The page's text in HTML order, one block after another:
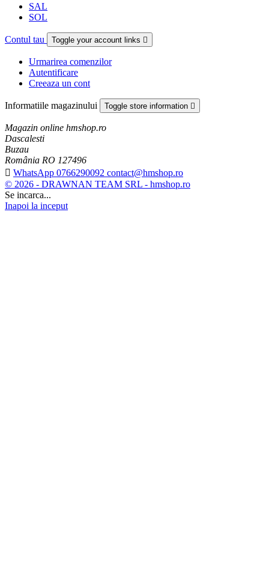
SAL
SOL
Contul tau Toggle your account links 
Urmarirea comenzilor
Autentificare
Creeaza un cont
Informatiile magazinului Toggle store information 
Magazin online hmshop.ro
Dascalesti
Buzau
România RO 127496
 WhatsApp 0766290092 contact@hmshop.ro
© 2026 - DRAWNAN TEAM SRL - hmshop.ro
Se incarca...
Inapoi la inceput